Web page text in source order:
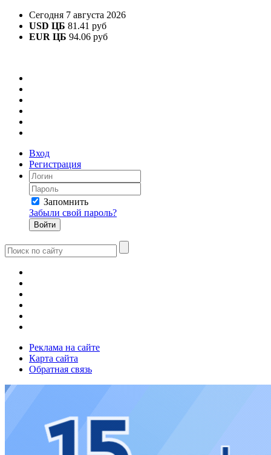
Сегодня 7 августа 2026
USD ЦБ 81.41 руб
EUR ЦБ 94.06 руб
Вход
Регистрация
Запомнить
Забыли свой пароль?
Реклама на сайте
Карта сайта
Обратная связь